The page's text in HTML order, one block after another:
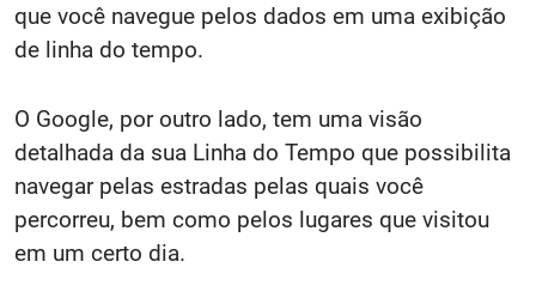
que você navegue pelos dados em uma exibição
de linha do tempo.
O Google, por outro lado, tem uma visão
detalhada da sua Linha do Tempo que possibilita
navegar pelas estradas pelas quais você
percorreu, bem como pelos lugares que visitou
em um certo dia.